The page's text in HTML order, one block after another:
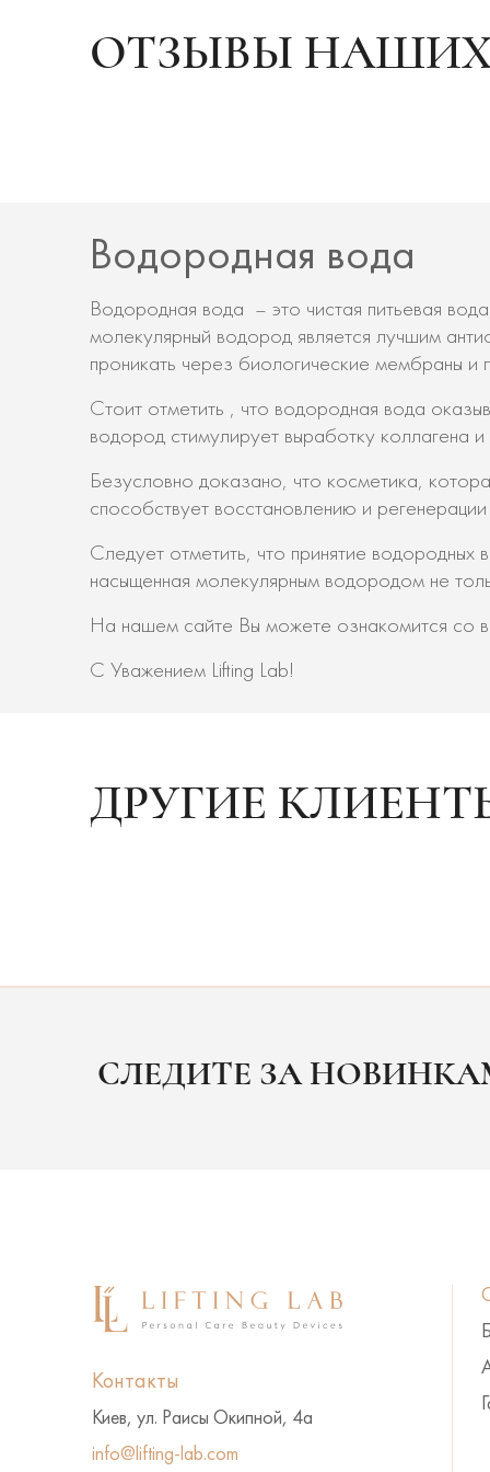
ОТЗЫВЫ
Водородная вода
Водородная вода – это чистая питьевая
молекулярный водород является лучшим
проникать через биологические мембраны и
Стоит отметить , что водородная вода
водород стимулирует выработку коллагена
Безусловно доказано, что косметика,
способствует восстановлению и
Следует отметить, что принятие
насыщенная молекулярным водородом не
На нашем сайте Вы можете ознакомится со
С Уважением Lifting Lab!
ДРУГИЕ
СЛЕДИТЕ ЗА
Контакты
Киев, ул. Раисы Окипной, 4а
info@lifting-lab.com